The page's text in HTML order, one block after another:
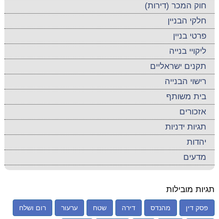
חוק המכר (דירות)
חלקי הבניין
פרטי בניין
ליקויי בנייה
תקנים ישראליים
רישוי הבנייה
בית משותף
אזכורים
תגיות ידניות
יהדות
מדעים
תגיות מובילות
פסק דין מהנדס דירה שטח ערעור רום ושלח